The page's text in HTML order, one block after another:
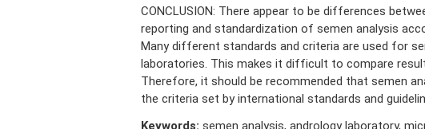
CONCLUSION: There appear to be differences
reporting and standardization of semen analysis
Many different standards and criteria are used for
laboratories. This makes it difficult to compare
Therefore, it should be recommended that semen
the criteria set by international standards and
Keywords: semen analysis, andrology laboratory,